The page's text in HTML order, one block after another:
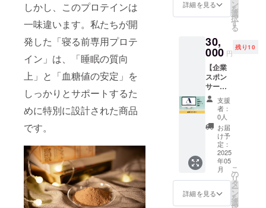
しかし、このプロテインは
一味違います。私たちが開
発した「寝る前専用プロテ
イン」は、「睡眠の質向
上」と「血糖値の安定」を
しっかりとサポートするた
めに特別に設計された商品
です。
バイス
ンで1日
しま
す。 ※
日程は
メール
にて調
整させ
ていた
だきま
す。 ※
オンラ
インの
参加方
法は
メール
にてお
送りさ
せてい
月間体
験して
ける権
利で
す。 1
週間に1
回60
分、計4
回の
レッス
ンを受
けてい
ただけ
ます。
※日程は
メール
にて調
整させ
ていた
詳細を見る ン
を
選
択
す
る
30,
000 円
残り10
【企業
スポン
サー】
ANCHO
Rの企業
スポン
サーに
なれる
権利で
す。 HP
にあな
たの会
社のお
名前と
HPリン
支援
者：
0人
お届
け予
定：
2025
年05
月
詳細を見る
こ
の
リ
タ
ー
ン
を
選